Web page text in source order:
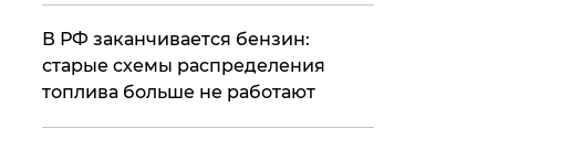
​В РФ заканчивается бензин:
старые схемы распределения
топлива больше не работают